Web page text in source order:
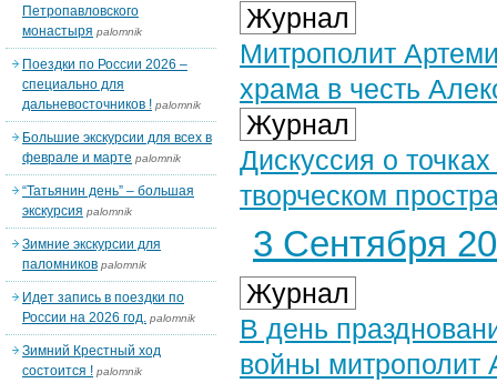
Журнал
Митрополит
храма в честь
Журнал
Дискуссия о
творческом
3 Сентября
Журнал
В день
войны митрополит
Петропавловского
монастыря palomnik
Поездки по России 2026 –
специально для
дальневосточников ! palomnik
Большие экскурсии для всех в
феврале и марте palomnik
“Татьянин день” – большая
экскурсия palomnik
Зимние экскурсии для
паломников palomnik
Идет запись в поездки по
России на 2026 год. palomnik
Зимний Крестный ход
состоится ! palomnik